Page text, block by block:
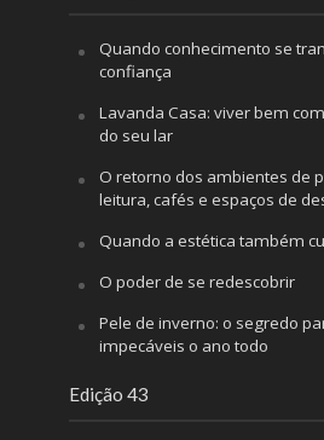
Quando conhecimento se
confiança
Lavanda Casa: viver bem
do seu lar
O retorno dos ambientes de
leitura, cafés e espaços de
Quando a estética também
O poder de se redescobrir
Pele de inverno: o segredo
impecáveis o ano todo
Edição 43